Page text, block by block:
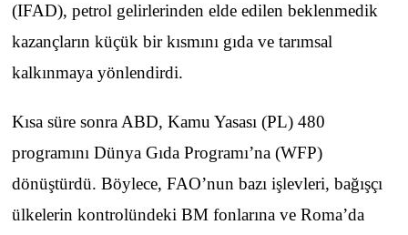
(IFAD), petrol gelirlerinden elde edilen beklenmedik
kazançların küçük bir kısmını gıda ve tarımsal
kalkınmaya yönlendirdi.
Kısa süre sonra ABD, Kamu Yasası (PL) 480
programını Dünya Gıda Programı’na (WFP)
dönüştürdü. Böylece, FAO’nun bazı işlevleri, bağışçı
ülkelerin kontrolündeki BM fonlarına ve Roma’da